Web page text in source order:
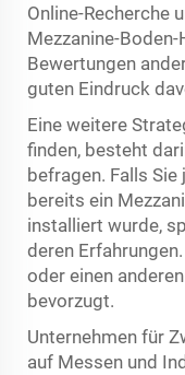
Online-Recherche
Mezzanine-
Bewertungen
guten Eindruck
Eine weitere
finden, besteht
befragen. Falls
bereits ein
installiert wurde,
deren
oder einen
bevorzugt.
Unternehmen für
auf Messen und